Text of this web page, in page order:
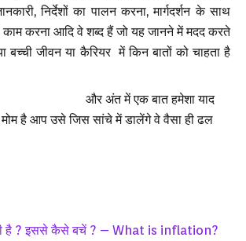
निर्देशों का पालन करना, मार्गदर्शन के साथ
करना आदि वे शब्द हैं जो यह जानने में मदद करते
बच्ची जीवन या कैरियर में किन बातों को चाहता है
एक बात हमेशा याद
है आप उसे जिस सांचे में डालेंगे वे वैसा ही ढल
है ? इससे कैसे बचें ? – What is inflation?